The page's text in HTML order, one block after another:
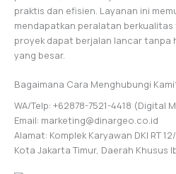
praktis dan efisien. Layanan ini
mendapatkan peralatan
proyek dapat berjalan lancar tanpa
yang besar.
Bagaimana Cara Menghubungi
WA/Telp: +62878-7521-4418 (Digital
Email: marketing@dinargeo.co.id
Alamat: Komplek Karyawan DKI RT
Kota Jakarta Timur, Daerah Khusus